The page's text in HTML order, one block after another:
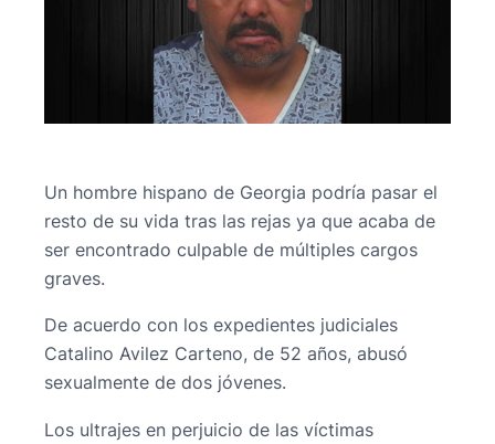
Un hombre hispano de Georgia podría pasar el
resto de su vida tras las rejas ya que acaba de
ser encontrado culpable de múltiples cargos
graves.
De acuerdo con los expedientes judiciales
Catalino Avilez Carteno, de 52 años, abusó
sexualmente de dos jóvenes.
Los ultrajes en perjuicio de las víctimas